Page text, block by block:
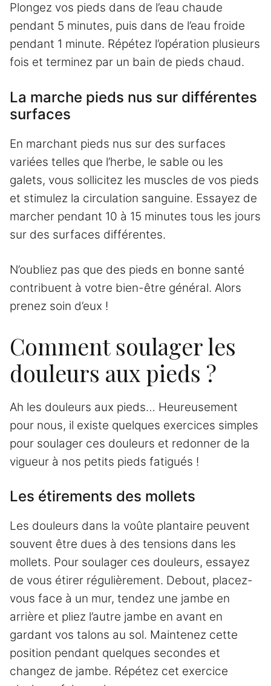
Plongez vos pieds dans de l’eau chaude
pendant 5 minutes, puis dans de l’eau froide
pendant 1 minute. Répétez l’opération plusieurs
fois et terminez par un bain de pieds chaud.
La marche pieds nus sur différentes
surfaces
En marchant pieds nus sur des surfaces
variées telles que l’herbe, le sable ou les
galets, vous sollicitez les muscles de vos pieds
et stimulez la circulation sanguine. Essayez de
marcher pendant 10 à 15 minutes tous les jours
sur des surfaces différentes.
N’oubliez pas que des pieds en bonne santé
contribuent à votre bien-être général. Alors
prenez soin d’eux !
Comment soulager les
douleurs aux pieds ?
Ah les douleurs aux pieds… Heureusement
pour nous, il existe quelques exercices simples
pour soulager ces douleurs et redonner de la
vigueur à nos petits pieds fatigués !
Les étirements des mollets
Les douleurs dans la voûte plantaire peuvent
souvent être dues à des tensions dans les
mollets. Pour soulager ces douleurs, essayez
de vous étirer régulièrement. Debout, placez-
vous face à un mur, tendez une jambe en
arrière et pliez l’autre jambe en avant en
gardant vos talons au sol. Maintenez cette
position pendant quelques secondes et
changez de jambe. Répétez cet exercice